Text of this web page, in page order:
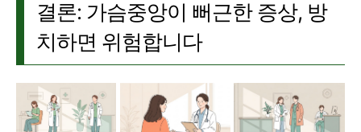
결론: 가슴중앙이 뻐근한 증상, 방
치하면 위험합니다